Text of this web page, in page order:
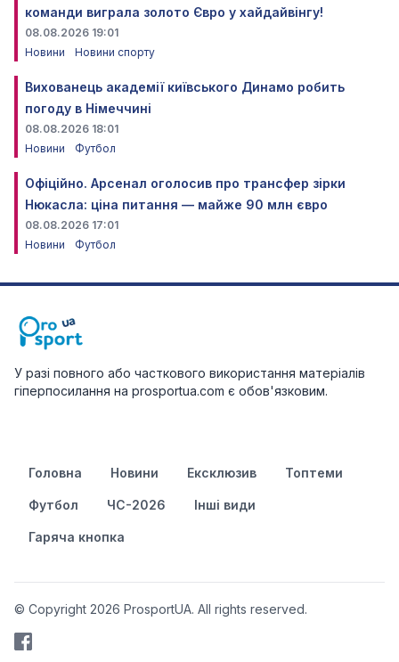
команди виграла золото Євро у хайдайвінгу!
08.08.2026 19:01
Новини
Новини спорту
Вихованець академії київського Динамо робить
погоду в Німеччині
08.08.2026 18:01
Новини
Футбол
Офіційно. Арсенал оголосив про трансфер зірки
Нюкасла: ціна питання — майже 90 млн євро
08.08.2026 17:01
Новини
Футбол
У разі повного або часткового використання матеріалів
гіперпосилання на prosportua.com є обов'язковим.
Головна Новини Ексклюзив Топтеми
Футбол ЧС-2026 Інші види
Гаряча кнопка
© Copyright 2026 ProsportUA. All rights reserved.